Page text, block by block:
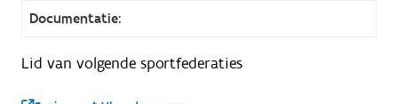
Documentatie:
Lid van volgende sportfederaties